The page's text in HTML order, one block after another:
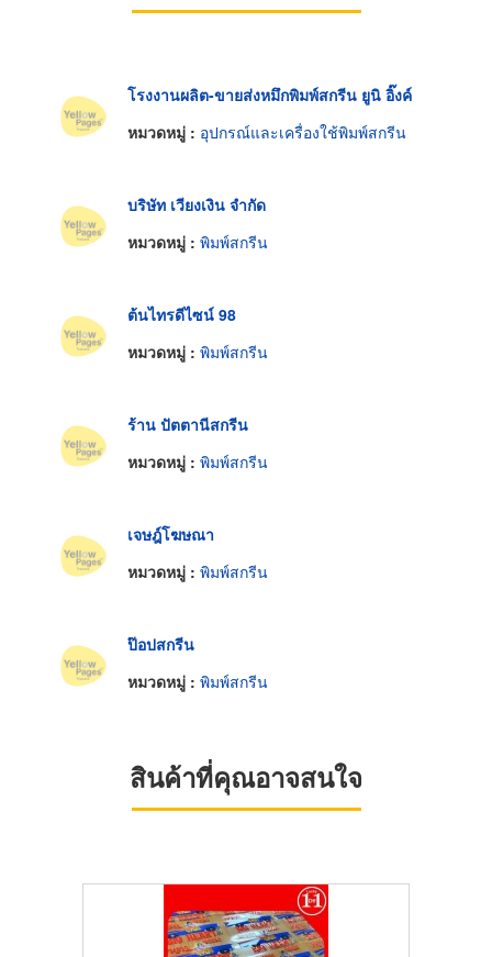
โรงงานผลิต-ขายส่งหมึกพิมพ์สกรีน ยูนิ อิ๊งค์
หมวดหมู่ : อุปกรณ์และเครื่องใช้พิมพ์สกรีน
บริษัท เวียงเงิน จำกัด
หมวดหมู่ : พิมพ์สกรีน
ต้นไทรดีไซน์ 98
หมวดหมู่ : พิมพ์สกรีน
ร้าน ปัตตานีสกรีน
หมวดหมู่ : พิมพ์สกรีน
เจษฎ์โฆษณา
หมวดหมู่ : พิมพ์สกรีน
ป๊อปสกรีน
หมวดหมู่ : พิมพ์สกรีน
สินค้าที่คุณอาจสนใจ